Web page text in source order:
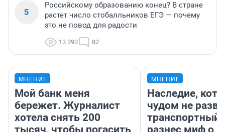
5
Российскому образованию конец? В стране
растет число стобалльников ЕГЭ — почему
это не повод для радости
13 393 82
МНЕНИЕ
Мой банк меня
бережет. Журналист
хотела снять 200
тысяч, чтобы погасить
МНЕНИЕ
Наследие,
чудом не
транспортный
разнес миф о